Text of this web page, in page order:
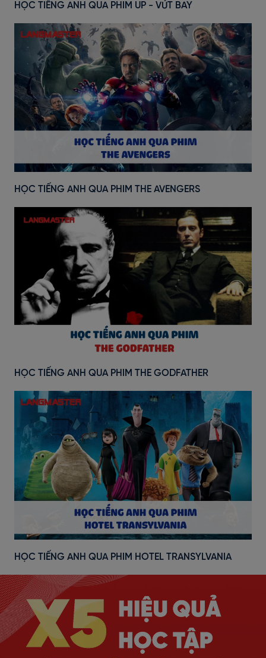
HỌC TIẾNG ANH QUA PHIM UP - VÚT BAY
HỌC TIẾNG ANH QUA PHIM THE AVENGERS
HỌC TIẾNG ANH QUA PHIM THE GODFATHER
HỌC TIẾNG ANH QUA PHIM HOTEL TRANSYLVANIA